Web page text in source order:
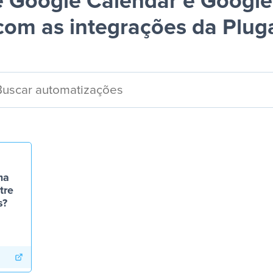
as integrações da